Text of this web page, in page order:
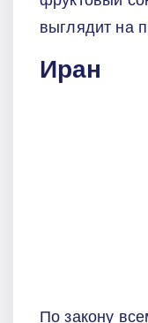
выглядит на
Иран
По закону